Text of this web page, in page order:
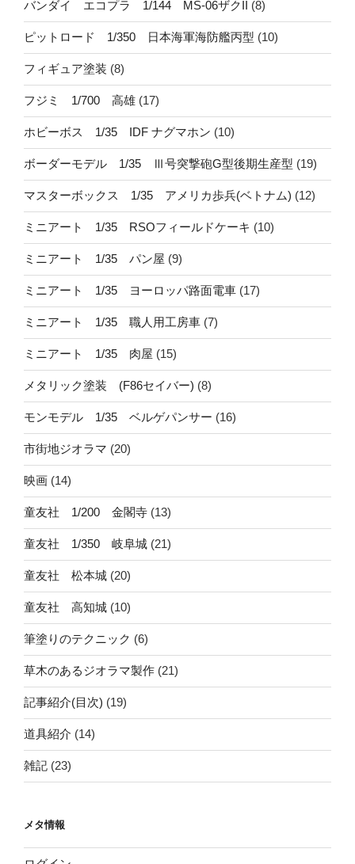
バンダイ エコプラ 1/144 MS-06ザクII (8)
ピットロード 1/350 日本海軍海防艦丙型 (10)
フィギュア塗装 (8)
フジミ 1/700 高雄 (17)
ホビーボス 1/35 IDF ナグマホン (10)
ボーダーモデル 1/35 Ⅲ号突撃砲G型後期生産型 (19)
マスターボックス 1/35 アメリカ歩兵(ベトナム) (12)
ミニアート 1/35 RSOフィールドケーキ (10)
ミニアート 1/35 パン屋 (9)
ミニアート 1/35 ヨーロッパ路面電車 (17)
ミニアート 1/35 職人用工房車 (7)
ミニアート 1/35 肉屋 (15)
メタリック塗装 (F86セイバー) (8)
モンモデル 1/35 ベルゲパンサー (16)
市街地ジオラマ (20)
映画 (14)
童友社 1/200 金閣寺 (13)
童友社 1/350 岐阜城 (21)
童友社 松本城 (20)
童友社 高知城 (10)
筆塗りのテクニック (6)
草木のあるジオラマ製作 (21)
記事紹介(目次) (19)
道具紹介 (14)
雑記 (23)
メタ情報